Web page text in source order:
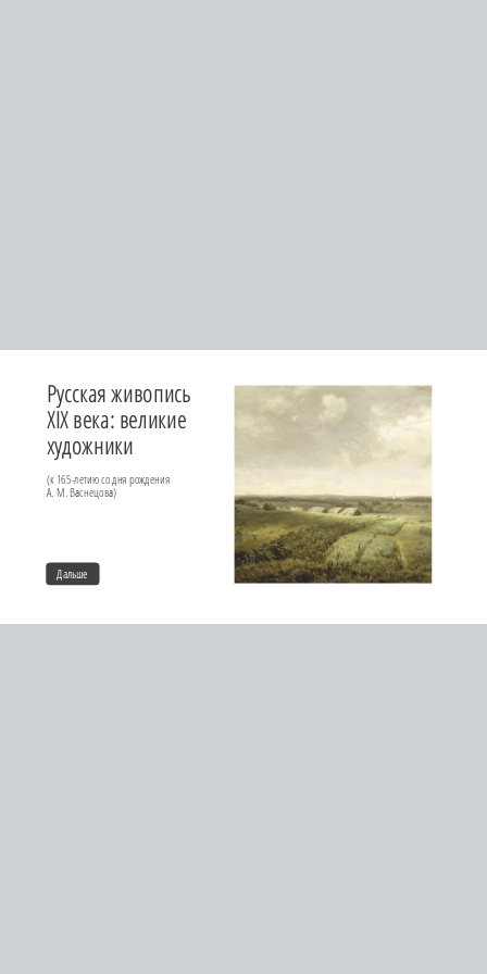
Русская живопись
XIX века: великие
художники
(к 165-летию со дня рождения
А. М. Васнецова)
Дальше